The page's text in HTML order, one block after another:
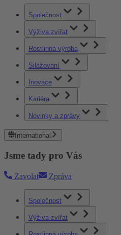
Společnost
Výživa zvířat
Rostlinná výroba
Silážování
Inovace
Kariéra
Novinky a zprávy
International
Jsme tady pro Vás
Zavolat Zpráva
Společnost
Výživa zvířat